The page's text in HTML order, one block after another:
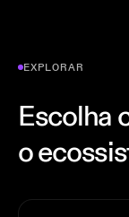
EXPLORAR
Escolha
o